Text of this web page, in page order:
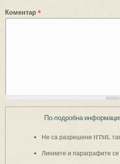
Коментар*
По-подробна
Не са разрешени HTML
Линиите и параграфите